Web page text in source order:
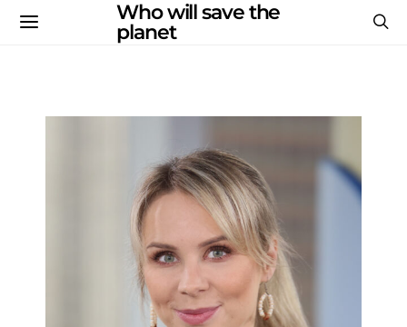
Who will save the
planet